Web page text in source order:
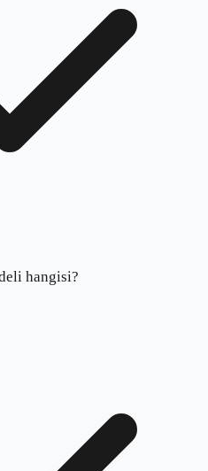
hangisi?